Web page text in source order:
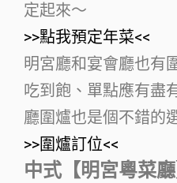
定起來～
>>點我預定年菜<<
明宮廳和宴會廳也有
吃到飽、單點應有盡
廳圍爐也是個不錯的
>>圍爐訂位<<
中式【明宮粵菜廳